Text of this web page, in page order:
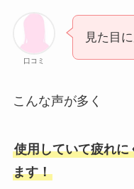
口コミ
見た目
こんな声が多く
使用していて疲れに
ます！